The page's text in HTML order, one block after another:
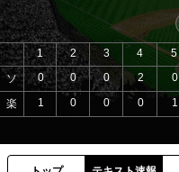
ソ
楽
1 2 3 4 5
0
0 0 2 0
1
0 0 0 1